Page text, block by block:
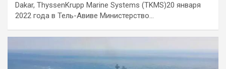
Dakar, ThyssenKrupp Marine Systems (TKMS)20 января
2022 года в Тель-Авиве Министерство…